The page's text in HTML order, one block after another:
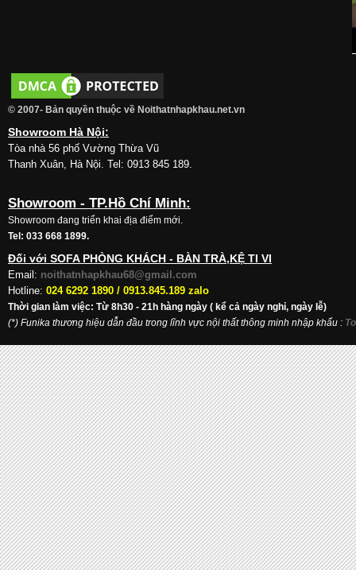
© 2007- Bản quyền thuộc về Noithatnhapkhau.net.vn
Showroom Hà Nội:
Tòa nhà 56 phố Vường Thừa Vũ
Thanh Xuân, Hà Nội. Tel: 0913 845 189.
Showroom - TP.Hồ Chí Minh:
Showroom đang triển khai địa điểm mới.
Tel: 033 668 1899.
Đối với SOFA PHÒNG KHÁCH - BÀN TRÀ,KỆ TI VI
Email: noithatnhapkhau68@gmail.com
Hotline: 024 6292 1890 / 0913.845.189 zalo
Thời gian làm việc: Từ 8h30 - 21h hàng ngày ( kể cả ngày nghỉ, ngày lễ)
(*) Funika thương hiệu dẫn đầu trong lĩnh vực nội thất thông minh nhập khẩu :